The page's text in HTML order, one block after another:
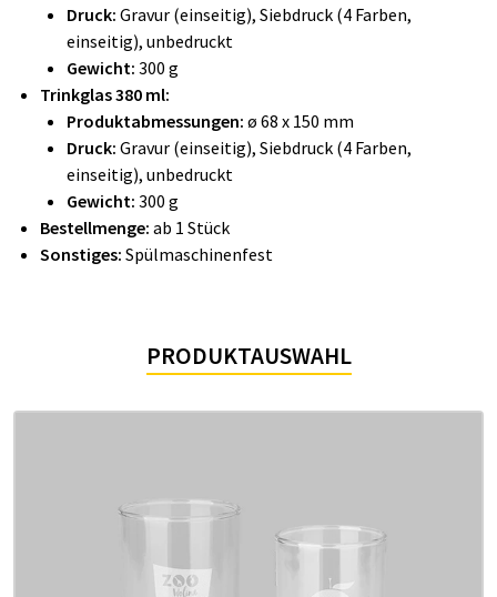
Druck: Gravur (einseitig), Siebdruck (4 Farben,
einseitig), unbedruckt
Gewicht: 300 g
Trinkglas 380 ml:
Produktabmessungen: ø 68 x 150 mm
Druck: Gravur (einseitig), Siebdruck (4 Farben,
einseitig), unbedruckt
Gewicht: 300 g
Bestellmenge: ab 1 Stück
Sonstiges: Spülmaschinenfest
PRODUKTAUSWAHL